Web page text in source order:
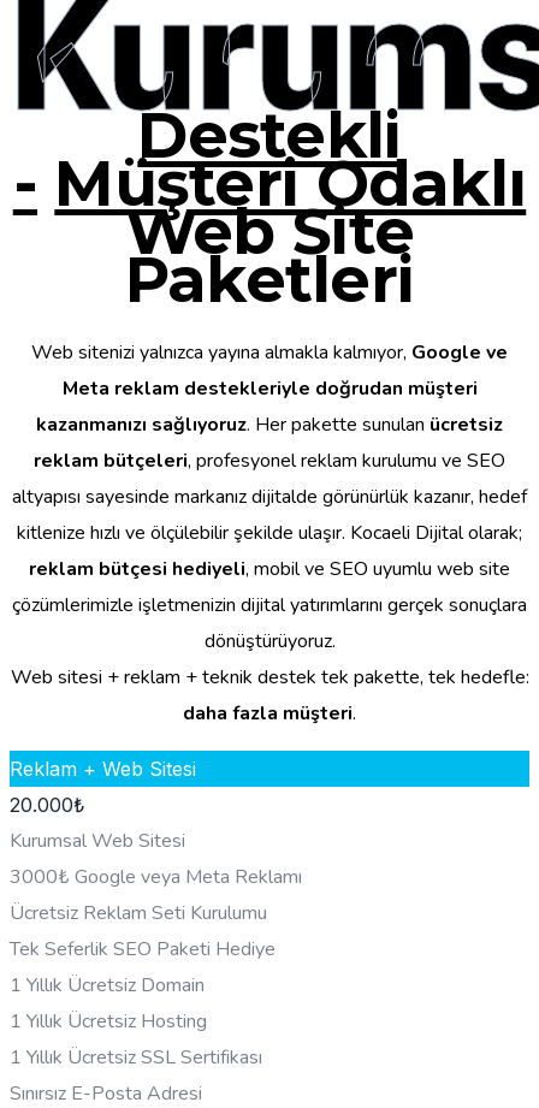
Destekli
- Müşteri Odaklı
Web Site
Paketleri
Web sitenizi yalnızca yayına almakla kalmıyor, Google ve
Meta reklam destekleriyle doğrudan müşteri
kazanmanızı sağlıyoruz. Her pakette sunulan ücretsiz
reklam bütçeleri, profesyonel reklam kurulumu ve SEO
altyapısı sayesinde markanız dijitalde görünürlük kazanır, hedef
kitlenize hızlı ve ölçülebilir şekilde ulaşır. Kocaeli Dijital olarak;
reklam bütçesi hediyeli, mobil ve SEO uyumlu web site
çözümlerimizle işletmenizin dijital yatırımlarını gerçek sonuçlara
dönüştürüyoruz.
Web sitesi + reklam + teknik destek tek pakette, tek hedefle:
daha fazla müşteri.
Reklam + Web Sitesi
20.000₺
Kurumsal Web Sitesi
3000₺ Google veya Meta Reklamı
Ücretsiz Reklam Seti Kurulumu
Tek Seferlik SEO Paketi Hediye
1 Yıllık Ücretsiz Domain
1 Yıllık Ücretsiz Hosting
1 Yıllık Ücretsiz SSL Sertifikası
Sınırsız E-Posta Adresi